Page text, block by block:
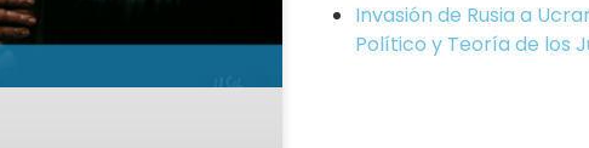
Invasión de Rusia a
Político y Teoría de los